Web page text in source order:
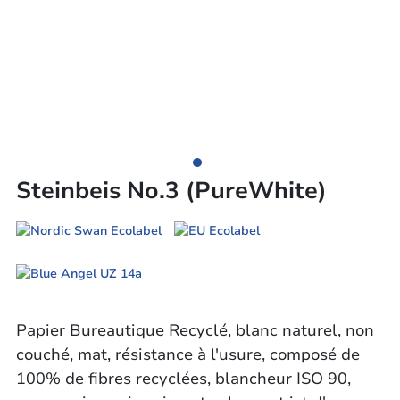
Steinbeis No.3 (PureWhite)
Papier Bureautique Recyclé, blanc naturel, non
couché, mat, résistance à l'usure, composé de
100% de fibres recyclées, blancheur ISO 90,